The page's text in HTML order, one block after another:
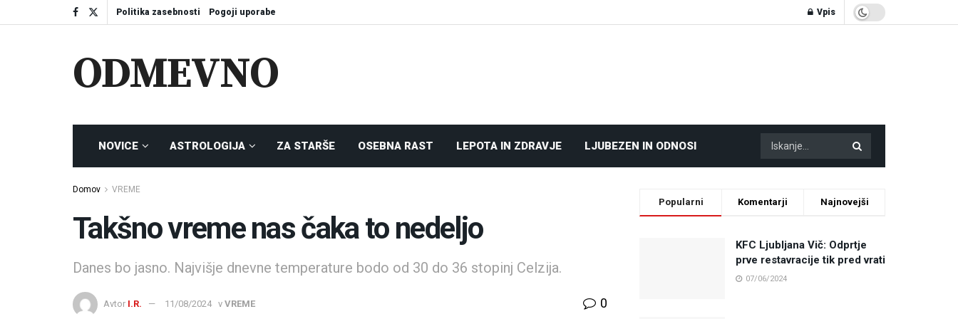
Politika zasebnosti Pogoji uporabe Vpis
ODMEVNO
NOVICE ASTROLOGIJA ZA STARŠE OSEBNA RAST LEPOTA IN ZDRAVJE LJUBEZEN IN ODNOSI
Domov VREME
Takšno vreme nas čaka to nedeljo
Danes bo jasno. Najvišje dnevne temperature bodo od 30 do 36 stopinj Celzija.
Avtor I.R. 11/08/2024 v VREME 0
Popularni Komentarji Najnovejši
KFC Ljubljana Vič: Odprtje
prve restavracije tik pred vrati
07/06/2024